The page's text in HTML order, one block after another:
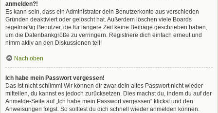
anmelden?!
Es kann sein, dass ein Administrator dein Benutzerkonto aus verschieden
Gründen deaktiviert oder gelöscht hat. Außerdem löschen viele Boards
regelmäßig Benutzer, die für längere Zeit keine Beiträge geschrieben haben,
um die Datenbankgröße zu verringern. Registriere dich einfach erneut und
nimm aktiv an den Diskussionen teil!
Nach oben
Ich habe mein Passwort vergessen!
Das ist nicht schlimm! Wir können dir zwar dein altes Passwort nicht wieder
mitteilen, du kannst es jedoch zurücksetzen. Dies machst du, indem du auf der
Anmelde-Seite auf „Ich habe mein Passwort vergessen“ klickst und den
Anweisungen folgst. So solltest du dich schnell wieder anmelden können.